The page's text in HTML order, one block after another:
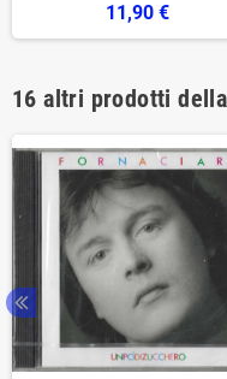
11,90 €
16 altri prodotti